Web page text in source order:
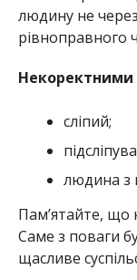
людину не
рівноправного
Некоректними
сліпий;
людина з
Пам’ятайте, що
Саме з поваги
щасливе